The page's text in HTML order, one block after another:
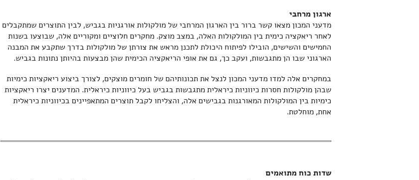
ארגון מרחבי
מדעני המכון מצאו קשר ברור בין הארגון המרחבי של מולקולות אורגניות בגביש, לבין התוצרים שמתקבלים
לאחר ריאקציה כימית בין המולקולות האלה, במצב מוצק. מחקרים חלוציים ומקוריים אלה, שבוצעו בשנות
החמישים והשישים, הובילו לפיתוח היכולת לתכנן מראש את צורתן של מולקולות בדרך שתקבע את המבנה
הארגוני שבו הן מתגבשות, ועקב כך, גם את אופי הריאקציה הכימית שהן מבצעות בהיותן נתונות בגביש.
במחקרים אלה למדו מדעני המכון לנצל את תכונותיהם של חומרים מוצקים, לצורך ביצוע ריאקציות כימיות
שבהן מולקולות חסרות כיווניות כיראלית מתגבשות בגביש בעל כיווניות כיראלית. המדענים יצרו ריאקציות
כימיות בין המולקולות המאורגנות בגבישים אלה, והצליחו לקבל תוצרים המתאפיינים בכיווניות כיראלית
אחת, מוחלטת.
שדות כוח מתואמים